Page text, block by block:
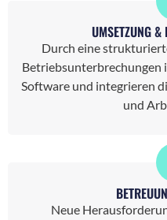
UMSETZUNG
Durch eine
Betriebsunterbrechungen
Software und integrieren
und
Neue